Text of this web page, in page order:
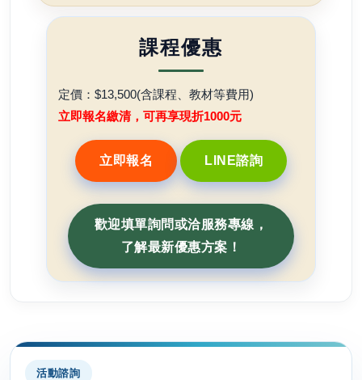
課程優惠
定價：$13,500(含課程、教材等費用)
立即報名繳清，可再享現折1000元
立即報名 LINE諮詢
歡迎填單詢問或洽服務專線，
了解最新優惠方案！
活動諮詢